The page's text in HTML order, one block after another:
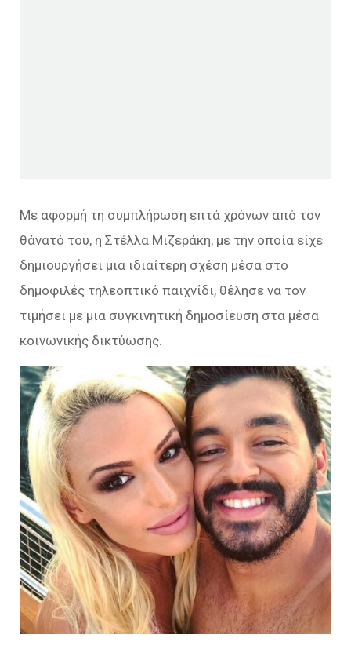
Με αφορμή τη συμπλήρωση επτά χρόνων από τον
θάνατό του, η Στέλλα Μιζεράκη, με την οποία είχε
δημιουργήσει μια ιδιαίτερη σχέση μέσα στο
δημοφιλές τηλεοπτικό παιχνίδι, θέλησε να τον
τιμήσει με μια συγκινητική δημοσίευση στα μέσα
κοινωνικής δικτύωσης.